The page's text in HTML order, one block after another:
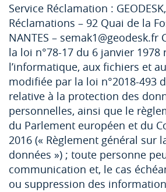
Service Réclamation :
Réclamations – 92 Quai de la
NANTES –
la loi n°78-17 du 6 janvier 1978
l’informatique, aux fichiers et
modifiée par la loi n°2018-493
relative à la protection des
personnelles, ainsi que le
du Parlement européen et du
2016 (« Règlement général sur
données ») ; toute personne
communication et, le cas
ou suppression des